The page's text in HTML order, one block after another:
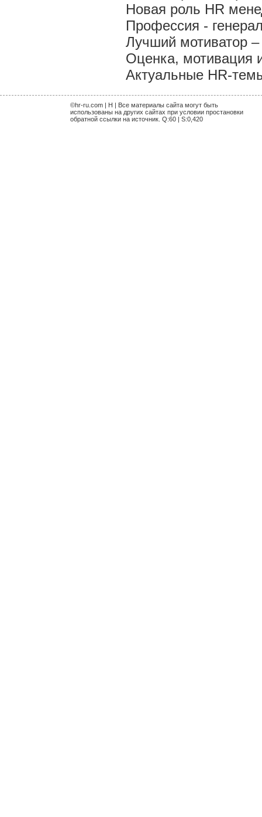
Новая роль HR
Профессия -
Лучший мотиватор –
Оценка, мотивация
Актуальные HR-
©hr-ru.com | H | Все материалы сайта могут быть
использованы на других сайтах при условии простановки
обратной ссылки на источник. Q:60 | S:0,420